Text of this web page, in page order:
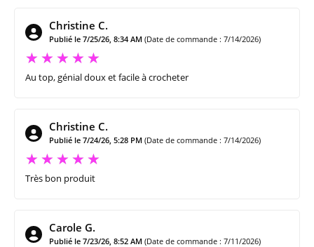
Christine C.
Publié le 7/25/26, 8:34 AM (Date de commande : 7/14/2026)
Au top, génial doux et facile à crocheter
Christine C.
Publié le 7/24/26, 5:28 PM (Date de commande : 7/14/2026)
Très bon produit
Carole G.
Publié le 7/23/26, 8:52 AM (Date de commande : 7/11/2026)